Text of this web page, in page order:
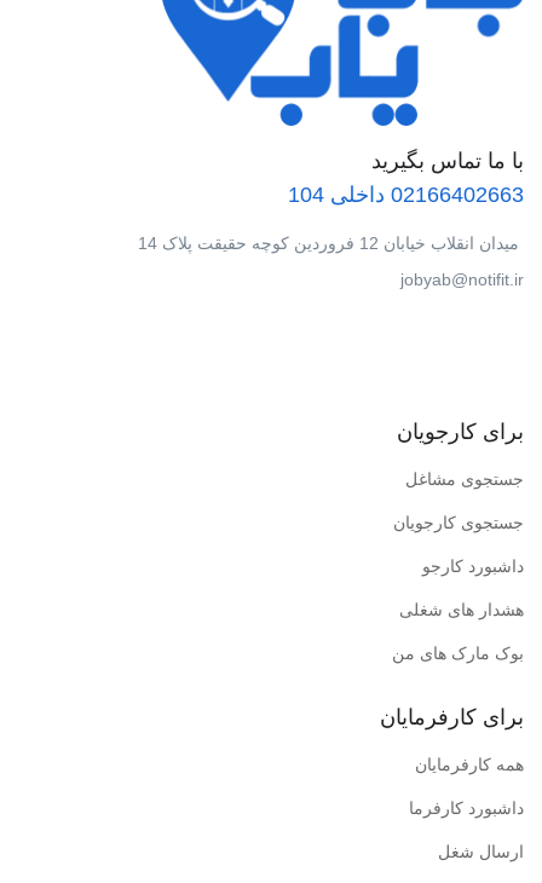
با ما تماس بگیرید
02166402663 داخلی 104
jobyab@notifit.ir
برای کارجویان
جستجوی مشاغل
جستجوی کارجویان
داشبورد کارجو
هشدار های شغلی
بوک مارک های من
برای کارفرمایان
همه کارفرمایان
داشبورد کارفرما
ارسال شغل